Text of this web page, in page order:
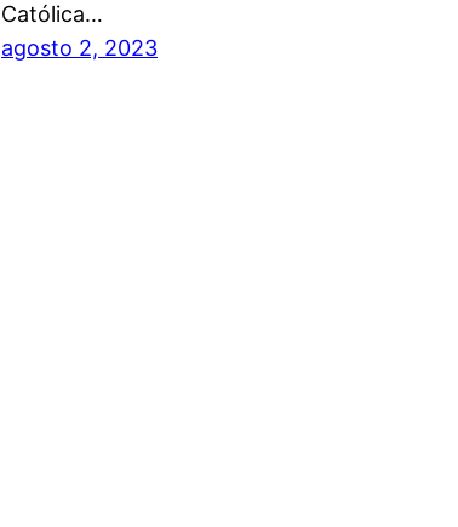
Católica…
agosto 2, 2023